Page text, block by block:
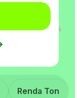
Renda Ton